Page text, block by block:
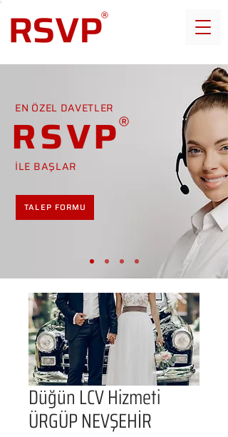
EN ÖZEL DAVETLER
RSVP
İLE BAŞLAR
TALEP FORMU
Düğün LCV Hizmeti
ÜRGÜP NEVŞEHİR